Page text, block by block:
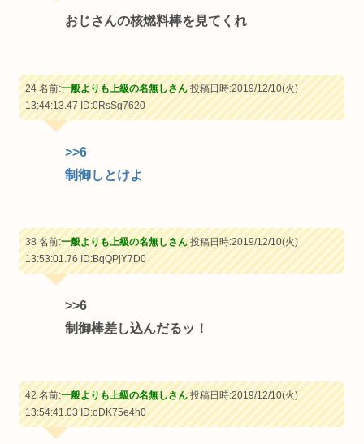
おじさんの核燃料棒を見てくれ
24 名前:一般よりも上級の名無しさん投稿日時:2019/12/10(火)
13:44:13.47ID:0RsSg7620
>>6
制御しとけよ
38 名前:一般よりも上級の名無しさん投稿日時:2019/12/10(火)
13:53:01.76ID:BqQPjY7D0
>>6
制御棒差し込んだるッ！
42 名前:一般よりも上級の名無しさん投稿日時:2019/12/10(火)
13:54:41.03ID:oDK75e4h0